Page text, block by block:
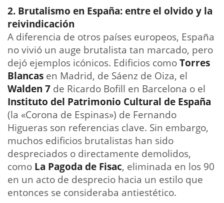
2. Brutalismo en España: entre el olvido y la
reivindicación
A diferencia de otros países europeos, España
no vivió un auge brutalista tan marcado, pero
dejó ejemplos icónicos. Edificios comoTorres
Blancas en Madrid, de Sáenz de Oiza, el
Walden 7 de Ricardo Bofill en Barcelona o el
Instituto del Patrimonio Cultural de España
(la «Corona de Espinas») de Fernando
Higueras son referencias clave. Sin embargo,
muchos edificios brutalistas han sido
despreciados o directamente demolidos,
como La Pagoda de Fisac, eliminada en los 90
en un acto de desprecio hacia un estilo que
entonces se consideraba antiestético.